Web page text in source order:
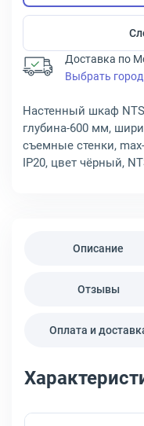
Доставка по
Выбрать город
Настенный шкаф
глубина-600 мм,
съемные стенки,
IP20, цвет чёрный,
Описание
Отзывы
Оплата и